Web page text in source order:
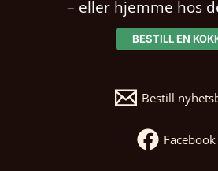
– eller hjemme hos
BESTILL EN
Bestill
Facebook